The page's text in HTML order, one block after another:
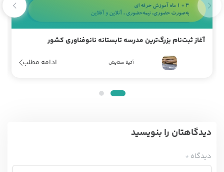
آغاز ثبت‌نام بزرگ‌ترین مدرسه تابستانه نانوفناوری کشور
آتیلا ستایش ادامه مطلب
دیدگاهتان را بنویسید
دیدگاه *